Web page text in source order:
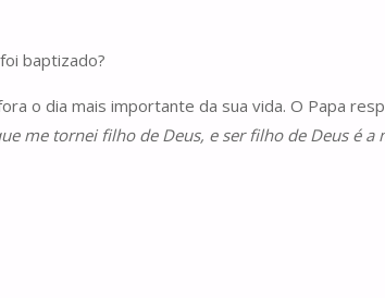
baptizado?
o dia mais importante da sua vida. O Papa
me tornei filho de Deus, e ser filho de Deus é